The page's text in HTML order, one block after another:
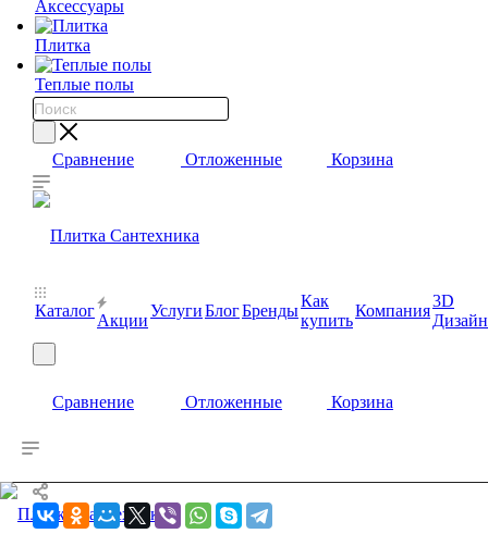
Аксессуары
Плитка
Теплые полы
Сравнение Отложенные Корзина
Каталог
Акции
УслугиБлогБренды
Как
купить
Компания
3D
Дизайн
Сравнение Отложенные Корзина